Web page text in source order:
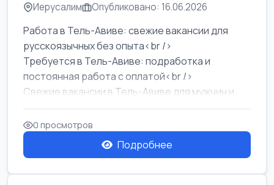
Иерусалим Опубликовано: 16.06.2026
Работа в Тель-Авиве: свежие вакансии для
русскоязычных без опыта<br />
Требуется в Тель-Авиве: подработка и
постоянная работа с оплатой<br />
Свежие вакансии в Тель-Авиве для мужчин и
женщин от хозя...
0 просмотров
Подробнее